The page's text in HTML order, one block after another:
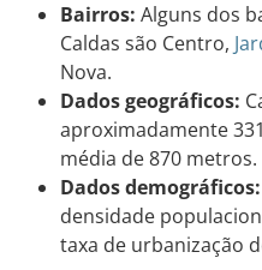
Bairros: Alguns dos
Caldas são Centro,
Nova.
Dados geográficos:
aproximadamente
média de 870 metros.
Dados demográficos:
densidade
taxa de urbanização